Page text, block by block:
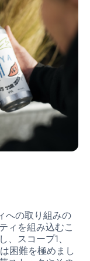
への取り組みの
ィを組み込むこ
スコープ1、
困難を極めまし